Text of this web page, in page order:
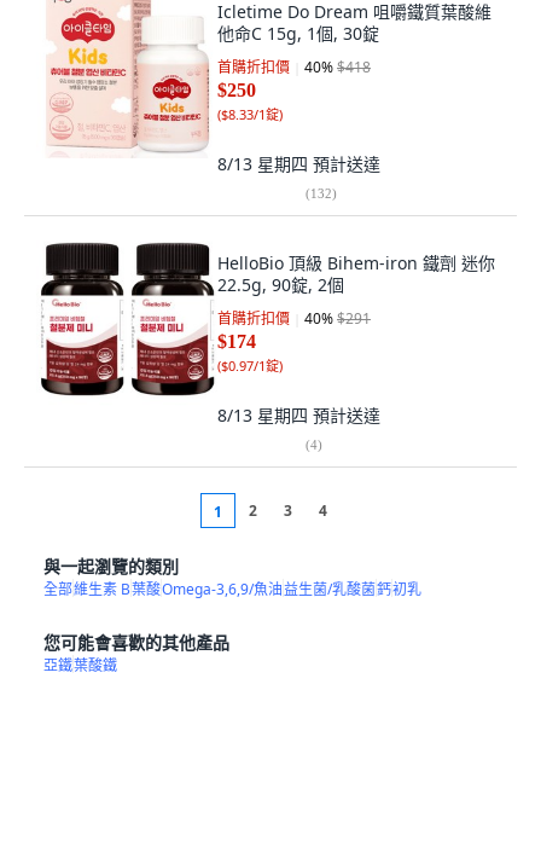
Icletime Do Dream 咀嚼鐵質葉酸維
他命C 15g, 1個, 30錠
首購折扣價 40%$418
$250
($8.33/1錠)
8/13 星期四 預計送達
(132)
HelloBio 頂級 Bihem-iron 鐵劑 迷你
22.5g, 90錠, 2個
首購折扣價 40%$291
$174
($0.97/1錠)
8/13 星期四 預計送達
(4)
1 2 3 4
與一起瀏覽的類別
全部維生素 B葉酸Omega-3,6,9/魚油益生菌/乳酸菌鈣初乳
您可能會喜歡的其他產品
亞鐵葉酸鐵